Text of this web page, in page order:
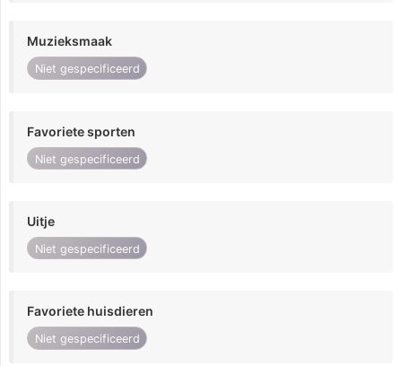
Muzieksmaak
Niet gespecificeerd
Favoriete sporten
Niet gespecificeerd
Uitje
Niet gespecificeerd
Favoriete huisdieren
Niet gespecificeerd